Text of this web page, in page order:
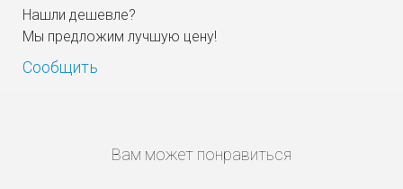
Нашли дешевле?
Мы предложим лучшую цену!
Сообщить
Вам может понравиться